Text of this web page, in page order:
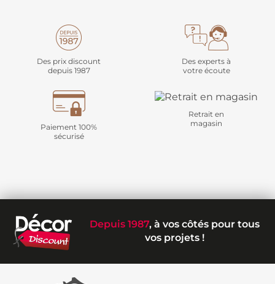
Des prix discount
depuis 1987
Des experts à
votre écoute
Paiement 100%
sécurisé
Retrait en
magasin
Depuis 1987, à vos côtés pour tous
vos projets !